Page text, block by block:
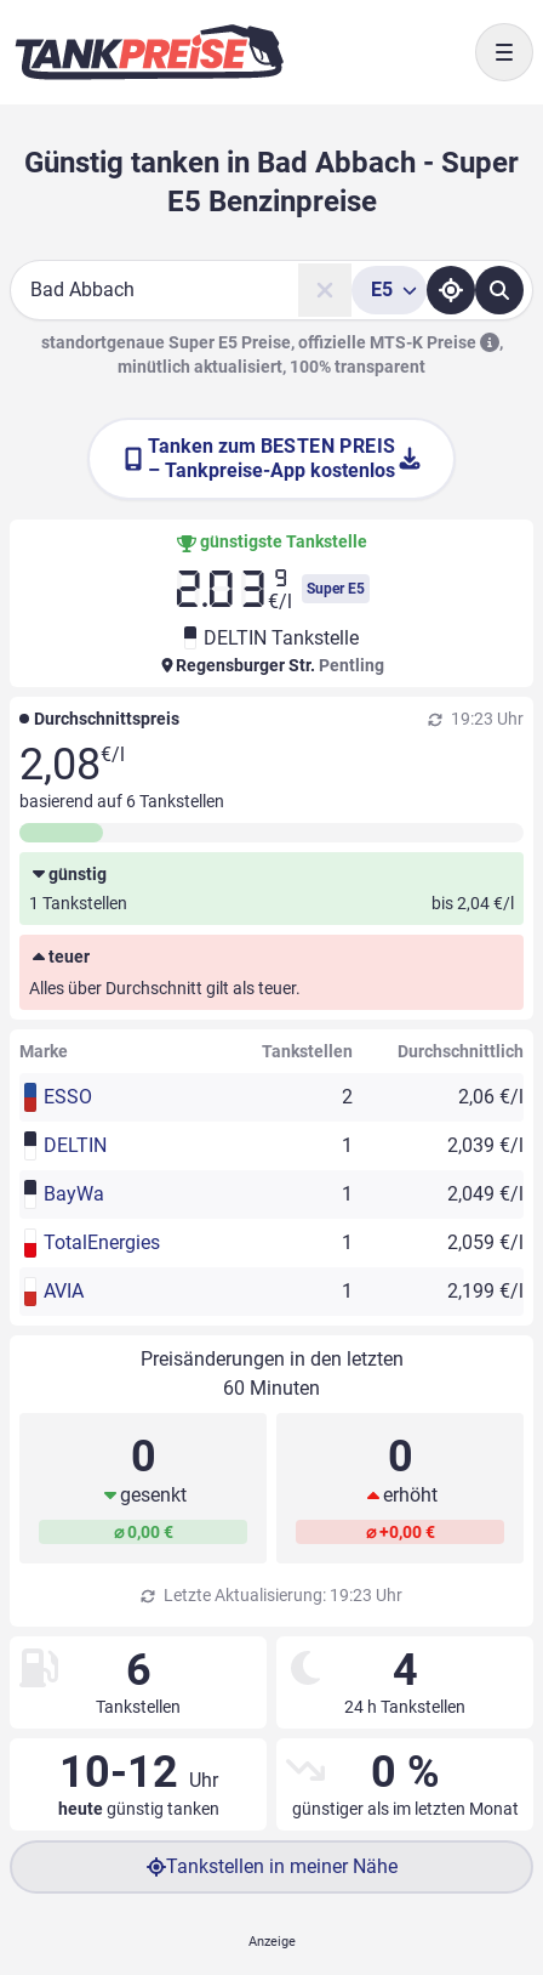
Günstig tanken in Bad Abbach - Super
E5 Benzinpreise
Suche
E5
standortgenaue Super E5 Preise, offizielle MTS-K Preise
,
minütlich aktualisiert, 100% transparent
Tanken zum BESTEN PREIS
– Tankpreise-App kostenlos
günstigste Tankstelle
2.03 9
€/l
Super E5
DELTIN Tankstelle
Regensburger Str. Pentling
Durchschnittspreis 19:23 Uhr
2,08€/l
basierend auf 6Tankstellen
günstig
1 Tankstellen
bis 2,04 €/l
teuer
Alles über Durchschnitt gilt als teuer.
Marke Tankstellen Durchschnittlich
ESSO 2 2,06 €/l
DELTIN 1 2,039 €/l
BayWa 1 2,049 €/l
TotalEnergies 1 2,059 €/l
AVIA 1 2,199 €/l
Preisänderungen in den letzten
60 Minuten
0
gesenkt
⌀ 0,00 €
0
erhöht
⌀ +0,00 €
Letzte Aktualisierung: 19:23 Uhr
6
Tankstellen
4
24 h Tankstellen
10-12 Uhr
heutegünstig tanken
0 %
günstiger als im letzten Monat
Tankstellen in meiner Nähe